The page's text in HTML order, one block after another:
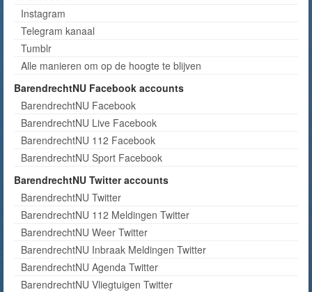
Instagram
Telegram kanaal
Tumblr
Alle manieren om op de hoogte te blijven
BarendrechtNU Facebook accounts
BarendrechtNU Facebook
BarendrechtNU Live Facebook
BarendrechtNU 112 Facebook
BarendrechtNU Sport Facebook
BarendrechtNU Twitter accounts
BarendrechtNU Twitter
BarendrechtNU 112 Meldingen Twitter
BarendrechtNU Weer Twitter
BarendrechtNU Inbraak Meldingen Twitter
BarendrechtNU Agenda Twitter
BarendrechtNU Vliegtuigen Twitter